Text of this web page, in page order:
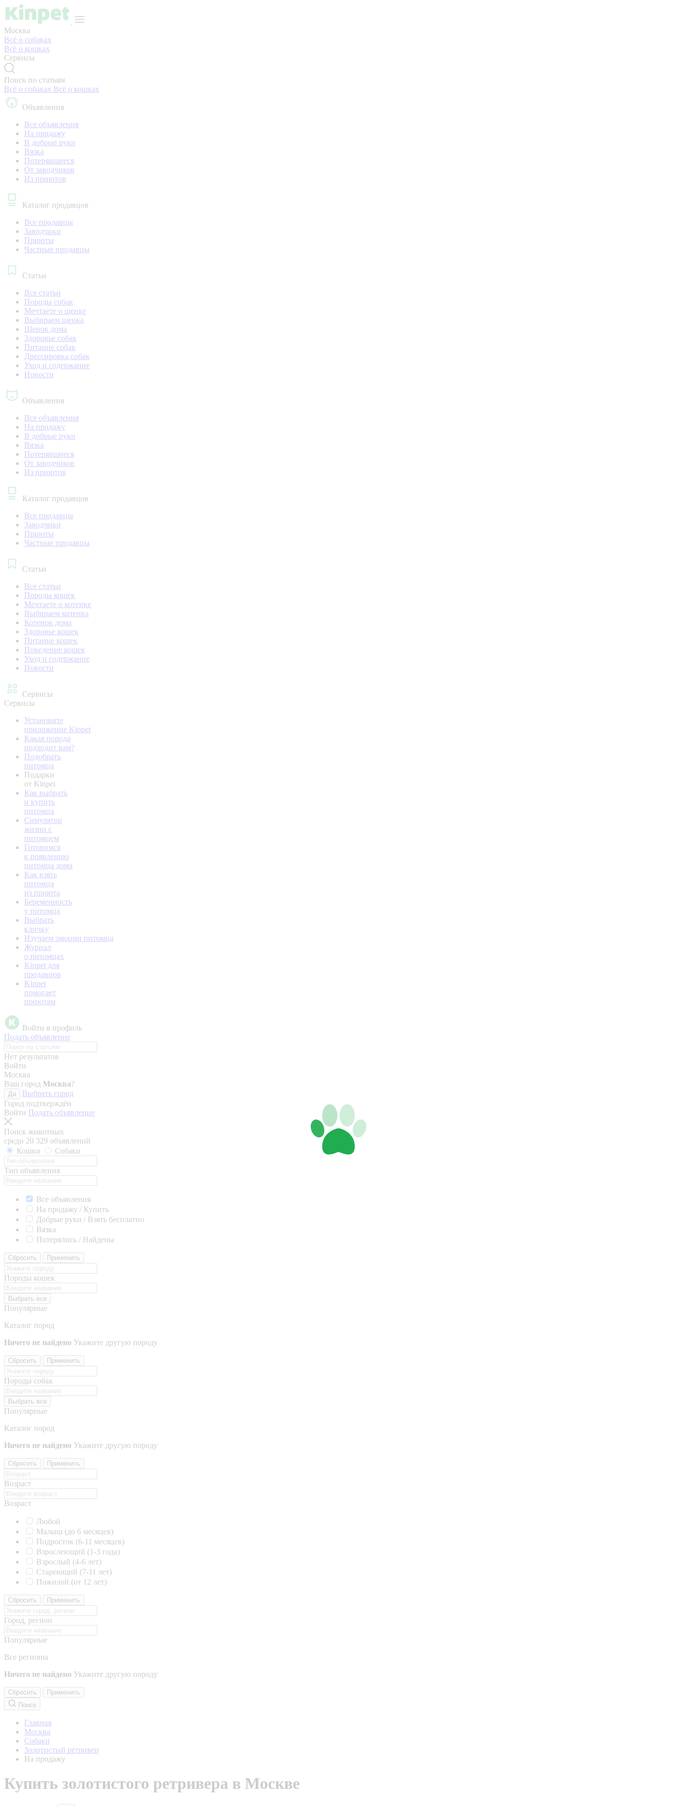
Москва
Всё о собаках
Всё о кошках
Сервисы
Поиск по статьям
Всё о собаках Всё о кошках
Объявления
Все объявления
На продажу
В добрые руки
Вязка
Потерявшиеся
От заводчиков
Из приютов
Каталог продавцов
Все продавцы
Заводчики
Приюты
Частные продавцы
Статьи
Все статьи
Породы собак
Мечтаете о щенке
Выбираем щенка
Щенок дома
Здоровье собак
Питание собак
Дрессировка собак
Уход и содержание
Новости
Объявления
Все объявления
На продажу
В добрые руки
Вязка
Потерявшиеся
От заводчиков
Из приютов
Каталог продавцов
Все продавцы
Заводчики
Приюты
Частные продавцы
Статьи
Все статьи
Породы кошек
Мечтаете о котенке
Выбираем котенка
Котенок дома
Здоровье кошек
Питание кошек
Поведение кошек
Уход и содержание
Новости
Сервисы
Сервисы
Установите
приложение Kinpet
Какая порода
подходит вам?
Подобрать
питомца
Подарки
от Kinpet
Как выбрать
и купить
питомца
Симулятор
жизни с
питомцем
Готовимся
к появлению
питомца дома
Как взять
питомца
из приюта
Беременность
у питомца
Выбрать
кличку
Изучаем эмоции питомца
Журнал
о питомцах
Kinpet для
продавцов
Kinpet
помогает
приютам
Войти в профиль
Подать объявление
Нет результатов
Войти
Москва
Ваш город Москва?
Да
Выбрать город
Город подтверждён
Войти Подать объявление
Поиск животных
среди 20 329 объявлений
Кошки
Собаки
Тип объявления
Все объявления
На продажу / Купить
Добрые руки / Взять бесплатно
Вязка
Потерялись / Найдены
Сбросить Применить
Породы кошек
Выбрать все
Популярные
Каталог пород
Ничего не найдено Укажите другую породу
Сбросить Применить
Породы собак
Выбрать все
Популярные
Каталог пород
Ничего не найдено Укажите другую породу
Сбросить Применить
Возраст
Возраст
Любой
Малыш (до 6 месяцев)
Подросток (6-11 месяцев)
Взрослеющий (1-3 года)
Взрослый (4-6 лет)
Стареющий (7-11 лет)
Пожилой (от 12 лет)
Сбросить Применить
Город, регион
Популярные
Все регионы
Ничего не найдено Укажите другую породу
Сбросить
Применить
Поиск
Главная
Москва
Собаки
Золотистый ретривер
На продажу
Купить золотистого ретривера в Москве